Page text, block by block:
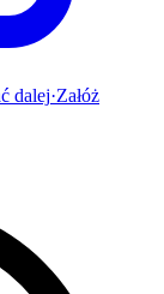
dalej·Załóż